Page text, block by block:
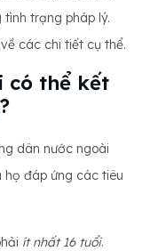
trạng pháp lý.
các chi tiết cụ thể.
có thể kết
dân nước ngoài
họ đáp ứng các tiêu
ít nhất 16 tuổi.